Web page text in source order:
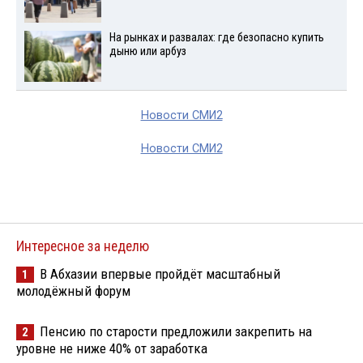
На рынках и развалах: где безопасно купить
дыню или арбуз
Новости СМИ2
Новости СМИ2
Интересное за неделю
1
В Абхазии впервые пройдёт масштабный
молодёжный форум
2
Пенсию по старости предложили закрепить на
уровне не ниже 40% от заработка